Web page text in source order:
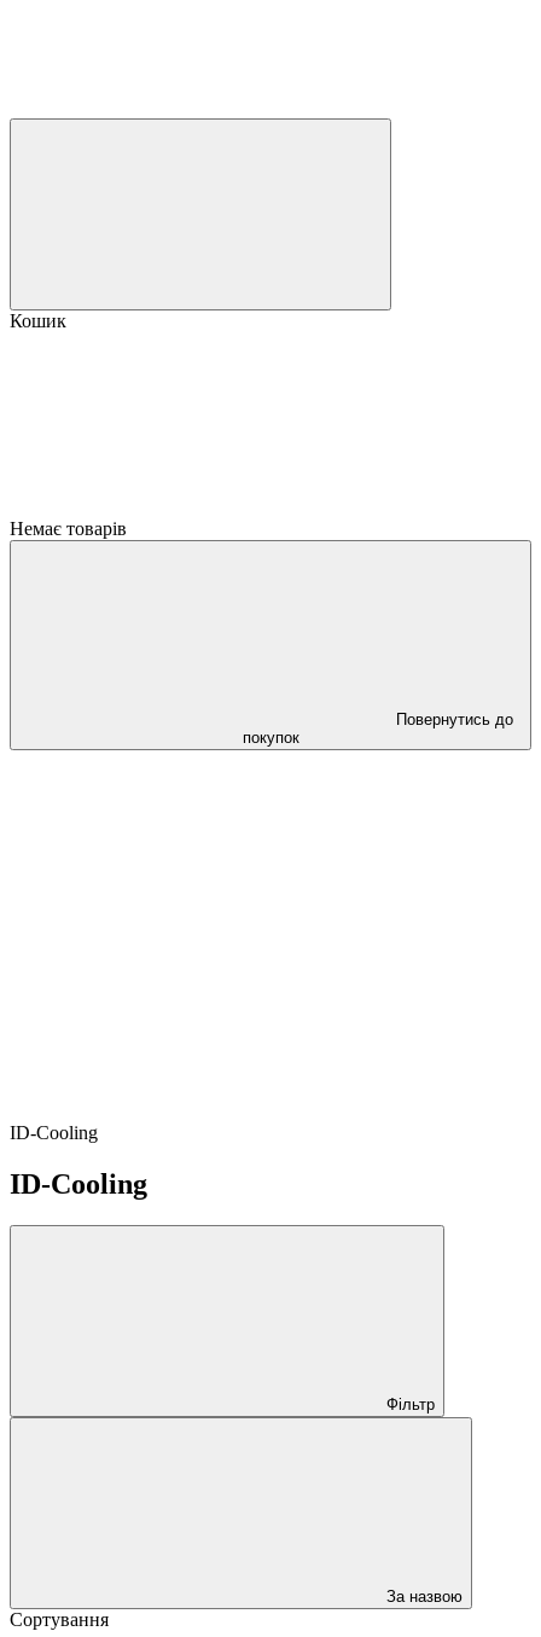
Кошик
Немає товарів
Повернутись до
покупок
ID-Cooling
ID-Cooling
Фільтр
За назвою
Сортування